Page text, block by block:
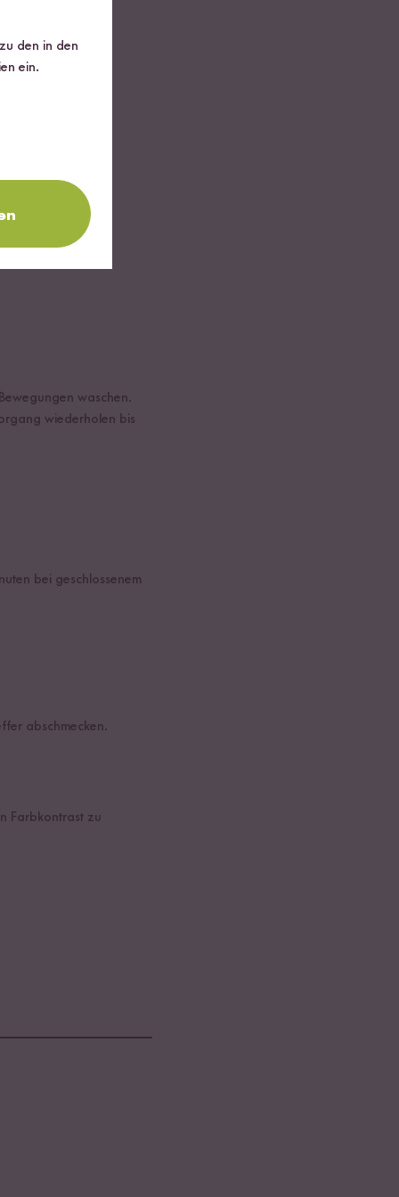
waschen.
wiederholen bis
bei geschlossenem
abschmecken.
Farbkontrast zu
den in den
ein.